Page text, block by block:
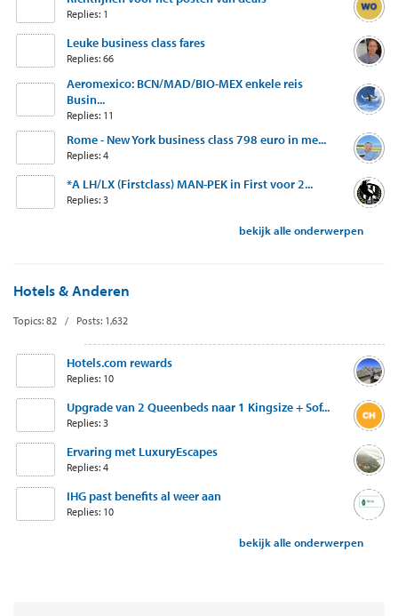
Replies: 1
Leuke business class fares
Replies: 66
Aeromexico: BCN/MAD/BIO-MEX enkele reis
Busin...
Replies: 11
Rome - New York business class 798 euro in me...
Replies: 4
*A LH/LX (Firstclass) MAN-PEK in First voor 2...
Replies: 3
bekijk alle onderwerpen
Hotels & Anderen
Topics: 82 / Posts: 1,632
Hotels.com rewards
Replies: 10
Upgrade van 2 Queenbeds naar 1 Kingsize + Sof...
Replies: 3
Ervaring met LuxuryEscapes
Replies: 4
IHG past benefits al weer aan
Replies: 10
bekijk alle onderwerpen